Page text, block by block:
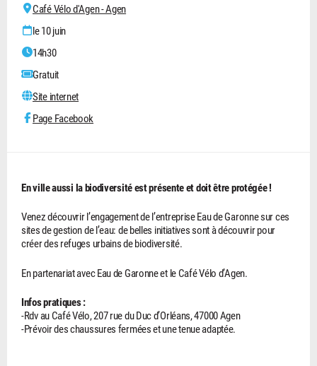
Café Vélo d'Agen - Agen
le 10 juin
14h30
Gratuit
Site internet
Page Facebook
En ville aussi la biodiversité est présente et doit être protégée !
Venez découvrir l’engagement de l’entreprise Eau de Garonne sur ces
sites de gestion de l’eau: de belles initiatives sont à découvrir pour
créer des refuges urbains de biodiversité.
En partenariat avec Eau de Garonne et le Café Vélo d’Agen.
Infos pratiques :
-Rdv au Café Vélo, 207 rue du Duc d’Orléans, 47000 Agen
-Prévoir des chaussures fermées et une tenue adaptée.